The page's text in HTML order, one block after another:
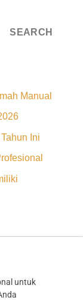
SEARCH
Manual
Ini
untuk